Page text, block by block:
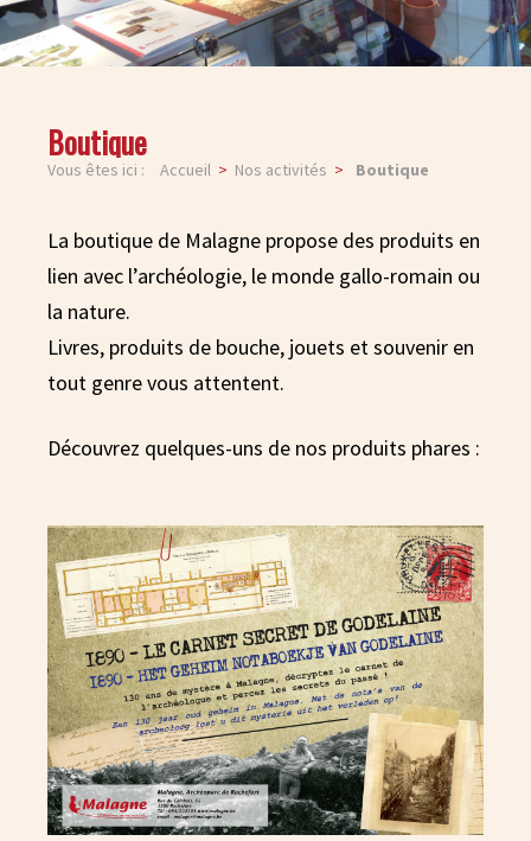
Boutique
Vous êtes ici : Accueil Nos activités Boutique
La boutique de Malagne propose des produits en
lien avec l’archéologie, le monde gallo-romain ou
la nature.
Livres, produits de bouche, jouets et souvenir en
tout genre vous attentent.
Découvrez quelques-uns de nos produits phares :